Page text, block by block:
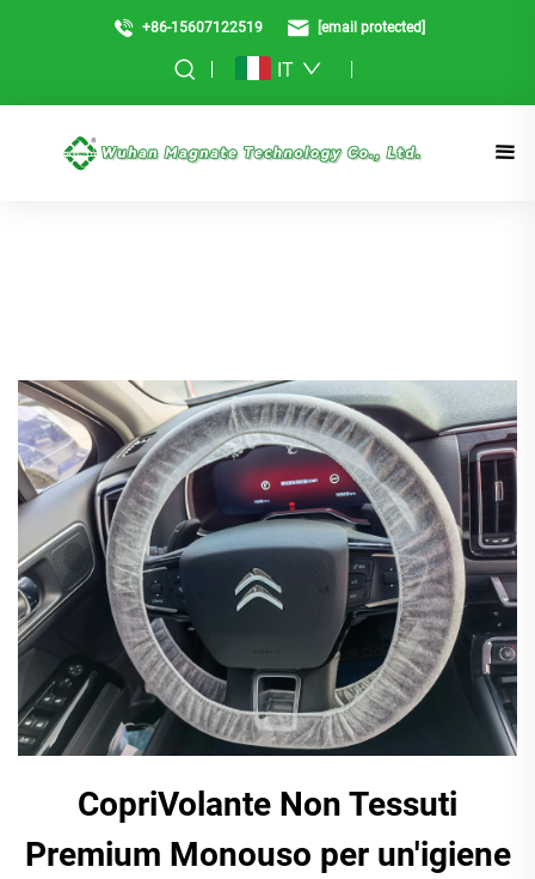
+86-15607122519 [email protected]
IT
CopriVolante Non Tessuti
Premium Monouso per un'igiene